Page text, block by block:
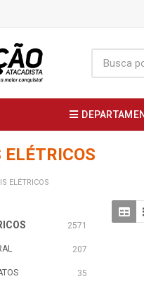
ELÉTRICOS
2571
207
35